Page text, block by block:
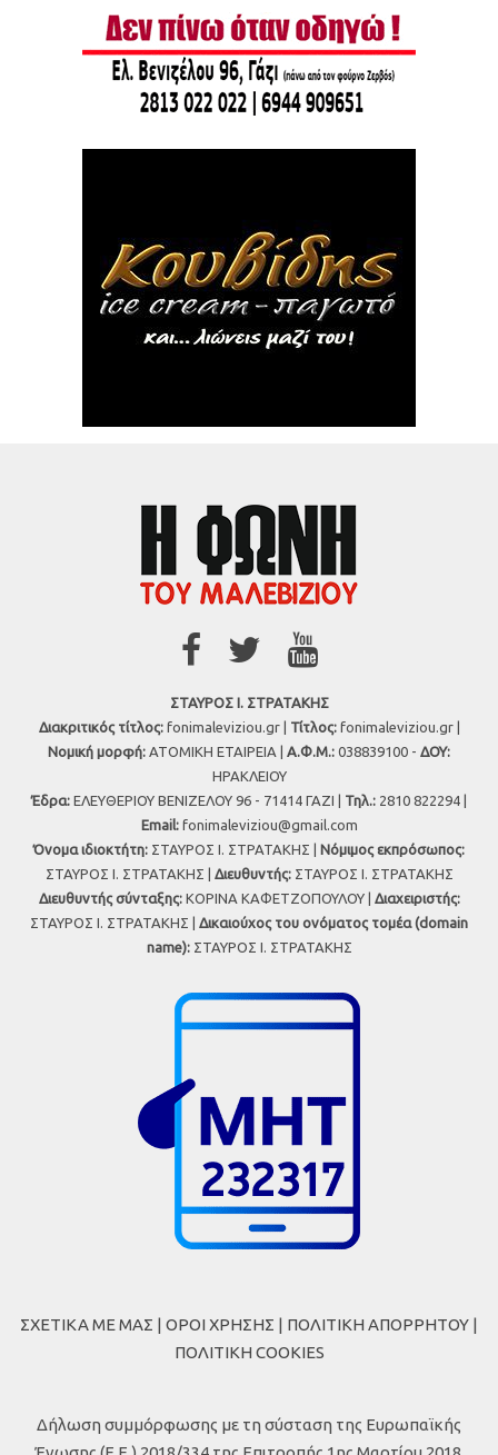
ΣΤΑΥΡΟΣ Ι. ΣΤΡΑΤΑΚΗΣ
Διακριτικός τίτλος:fonimaleviziou.gr | Τίτλος:fonimaleviziou.gr |
Νομική μορφή: ΑΤΟΜΙΚΗ ΕΤΑΙΡΕΙΑ | Α.Φ.Μ.: 038839100 - ΔΟΥ:
ΗΡΑΚΛΕΙΟΥ
Έδρα: ΕΛΕΥΘΕΡΙΟΥ ΒΕΝΙΖΕΛΟΥ 96 - 71414 ΓΑΖΙ | Τηλ.: 2810 822294 |
Εmail: fonimaleviziou@gmail.com
Όνομα ιδιοκτήτη: ΣΤΑΥΡΟΣ Ι. ΣΤΡΑΤΑΚΗΣ | Νόμιμος εκπρόσωπος:
ΣΤΑΥΡΟΣ Ι. ΣΤΡΑΤΑΚΗΣ | Διευθυντής:ΣΤΑΥΡΟΣ Ι. ΣΤΡΑΤΑΚΗΣ
Διευθυντής σύνταξης:ΚΟΡΙΝΑ ΚΑΦΕΤΖΟΠΟΥΛΟΥ | Διαχειριστής:
ΣΤΑΥΡΟΣ Ι. ΣΤΡΑΤΑΚΗΣ | Δικαιούχος του ονόματος τομέα (domain
name):ΣΤΑΥΡΟΣ Ι. ΣΤΡΑΤΑΚΗΣ
ΣΧΕΤΙΚΑ ΜΕ ΜΑΣ | ΟΡΟΙ ΧΡΗΣΗΣ | ΠΟΛΙΤΙΚΗ ΑΠΟΡΡΗΤΟΥ |
ΠΟΛΙΤΙΚΗ COOKIES
Δήλωση συμμόρφωσης με τη σύσταση της Ευρωπαϊκής